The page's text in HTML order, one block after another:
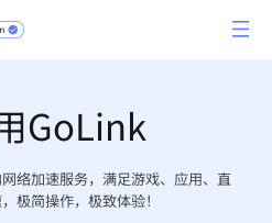
GoLink
络加速服务，满足游戏、应用、直
极简操作，极致体验！